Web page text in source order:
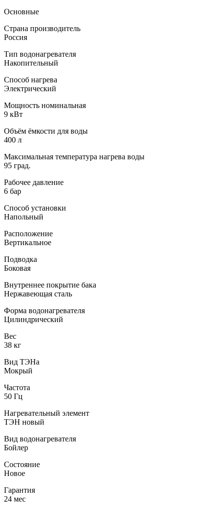
Основные
Страна производитель
Россия
Тип водонагревателя
Накопительный
Способ нагрева
Электрический
Мощность номинальная
9 кВт
Объём ёмкости для воды
400 л
Максимальная температура нагрева воды
95 град.
Рабочее давление
6 бар
Способ установки
Напольный
Расположение
Вертикальное
Подводка
Боковая
Внутреннее покрытие бака
Нержавеющая сталь
Форма водонагревателя
Цилиндрический
Вес
38 кг
Вид ТЭНа
Мокрый
Частота
50 Гц
Нагревательный элемент
ТЭН новый
Вид водонагревателя
Бойлер
Состояние
Новое
Гарантия
24 мес